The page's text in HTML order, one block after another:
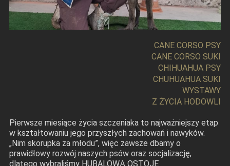
Pierwsze miesiące życia szczeniaka to najważniejszy etap
w kształtowaniu jego przyszłych zachowań i nawyków.
„Nim skorupka za młodu”, więc zawsze dbamy o
prawidłowy rozwój naszych psów oraz socjalizację,
dlatego wybraliśmy HUBALOWĄ OSTOJĘ.
CANE CORSO PSY
CANE CORSO SUKI
CHIHUAHUA PSY
CHUHUAHUA SUKI
WYSTAWY
Z ŻYCIA HODOWLI